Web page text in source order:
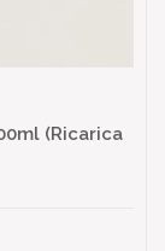
(Ricarica